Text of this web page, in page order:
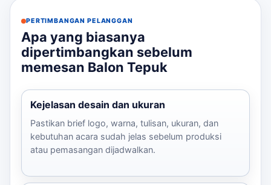
PERTIMBANGAN PELANGGAN
Apa yang biasanya
dipertimbangkan sebelum
memesan Balon Tepuk
Kejelasan desain dan ukuran
Pastikan brief logo, warna, tulisan, ukuran, dan
kebutuhan acara sudah jelas sebelum produksi
atau pemasangan dijadwalkan.